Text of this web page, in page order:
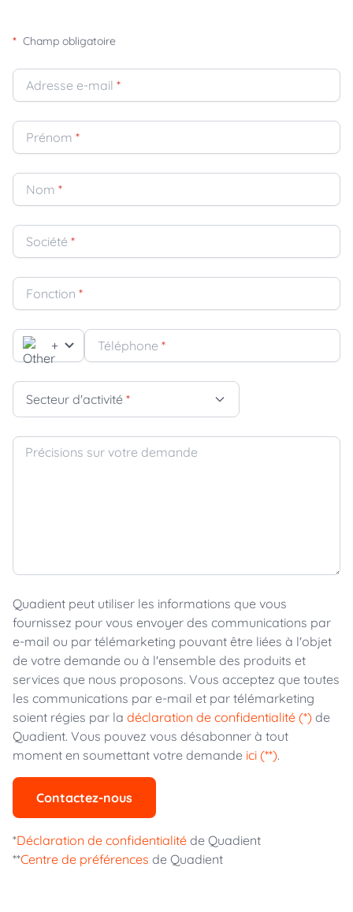
* Champ obligatoire
Adresse e-mail *
Prénom *
Nom *
Société *
Fonction *
+ Téléphone *
Secteur d'activité *
Précisions sur votre demande
Quadient peut utiliser les informations que vous
fournissez pour vous envoyer des communications par
e-mail ou par télémarketing pouvant être liées à l'objet
de votre demande ou à l'ensemble des produits et
services que nous proposons. Vous acceptez que toutes
les communications par e-mail et par télémarketing
soient régies par la déclaration de confidentialité (*) de
Quadient. Vous pouvez vous désabonner à tout
moment en soumettant votre demande ici (**).
Contactez-nous
*Déclaration de confidentialité de Quadient
**Centre de préférences de Quadient